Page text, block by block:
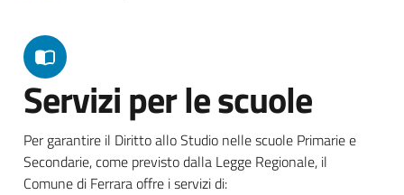
Servizi per le scuole
Per garantire il Diritto allo Studio nelle scuole Primarie e
Secondarie, come previsto dalla Legge Regionale, il
Comune di Ferrara offre i servizi di: